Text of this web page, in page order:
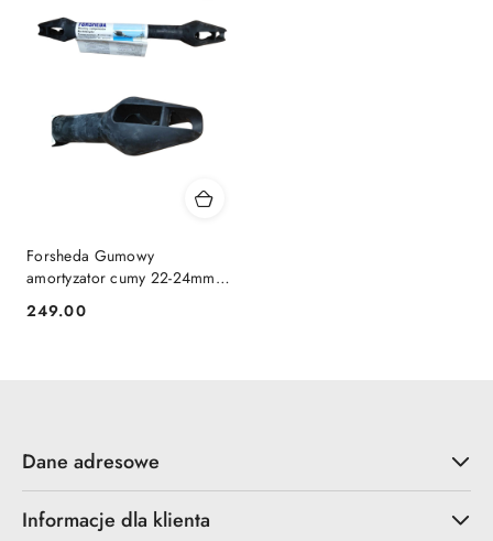
Forsheda Gumowy
amortyzator cumy 22-24mm
czarny
Cena:
249.00
Dane adresowe
Informacje dla klienta